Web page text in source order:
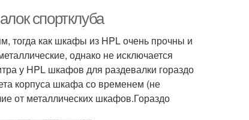
спортклуба
тогда как шкафы из HPL очень прочны и
однако не исключается
у HPL шкафов для раздевалки гораздо
корпуса шкафа со временем (не
от металлических шкафов.Гораздо